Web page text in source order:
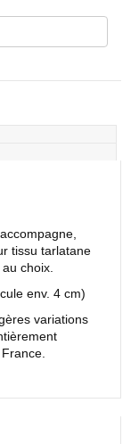
tissu tarlatane
choix.
env. 4 cm)
variations